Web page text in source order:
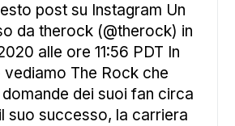
post su Instagram Un
da therock (@therock) in
alle ore 11:56 PDT In
The Rock che
dei suoi fan circa
suo successo, la carriera